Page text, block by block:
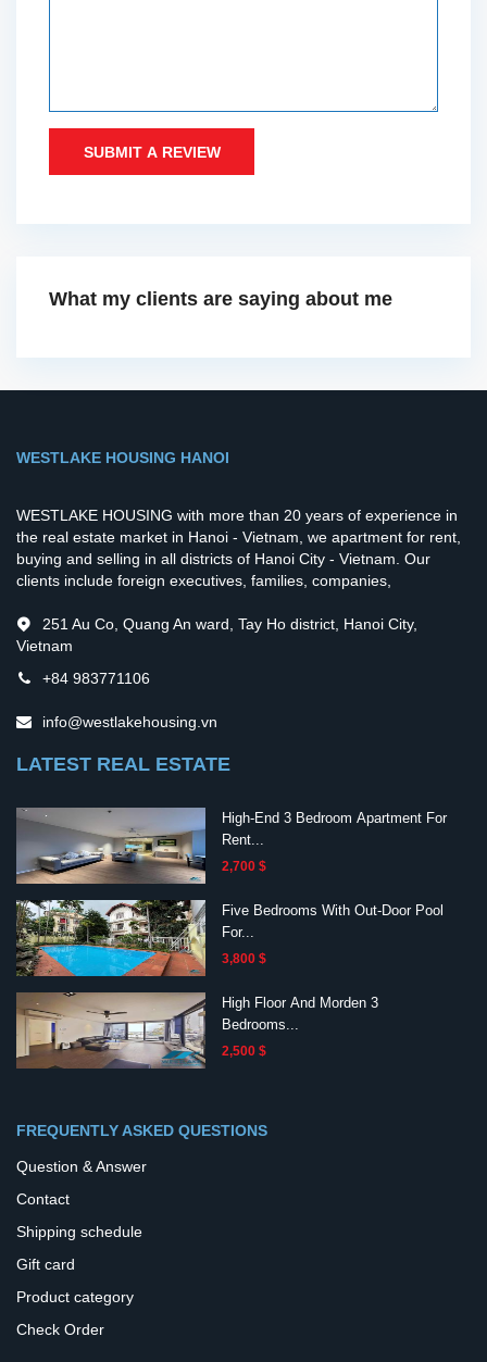
SUBMIT A REVIEW
What my clients are saying about me
WESTLAKE HOUSING HANOI
WESTLAKE HOUSING with more than 20 years of experience in
the real estate market in Hanoi - Vietnam, we apartment for rent,
buying and selling in all districts of Hanoi City - Vietnam. Our
clients include foreign executives, families, companies,
251 Au Co, Quang An ward, Tay Ho district, Hanoi City,
Vietnam
+84 983771106
info@westlakehousing.vn
LATEST REAL ESTATE
High-End 3 Bedroom Apartment For
Rent...
2,700 $
Five Bedrooms With Out-Door Pool
For...
3,800 $
High Floor And Morden 3
Bedrooms...
2,500 $
FREQUENTLY ASKED QUESTIONS
Question & Answer
Contact
Shipping schedule
Gift card
Product category
Check Order